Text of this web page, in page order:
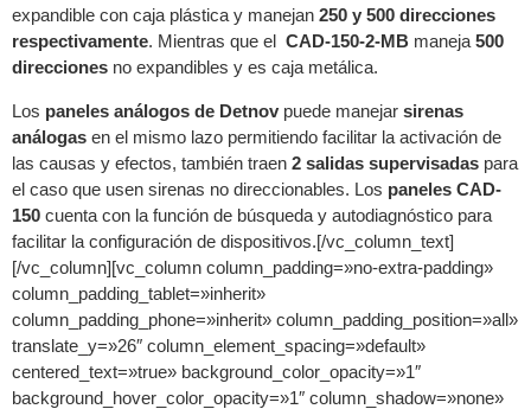
expandible con caja plástica y manejan 250 y 500 direcciones
respectivamente. Mientras que el CAD-150-2-MB maneja 500
direcciones no expandibles y es caja metálica.
Los paneles análogos de Detnov puede manejar sirenas
análogas en el mismo lazo permitiendo facilitar la activación de
las causas y efectos, también traen 2 salidas supervisadas para
el caso que usen sirenas no direccionables. Los paneles CAD-
150 cuenta con la función de búsqueda y autodiagnóstico para
facilitar la configuración de dispositivos.[/vc_column_text]
[/vc_column][vc_column column_padding=»no-extra-padding»
column_padding_tablet=»inherit»
column_padding_phone=»inherit» column_padding_position=»all»
translate_y=»26″ column_element_spacing=»default»
centered_text=»true» background_color_opacity=»1″
background_hover_color_opacity=»1″ column_shadow=»none»